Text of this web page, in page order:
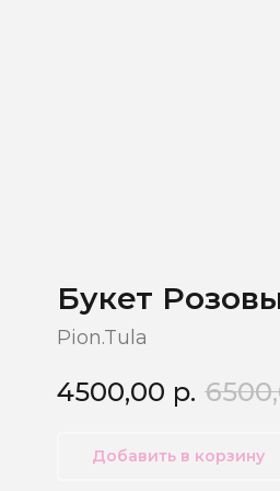
Букет
Pion.Tula
4500,00 р.
Добавить в корзину